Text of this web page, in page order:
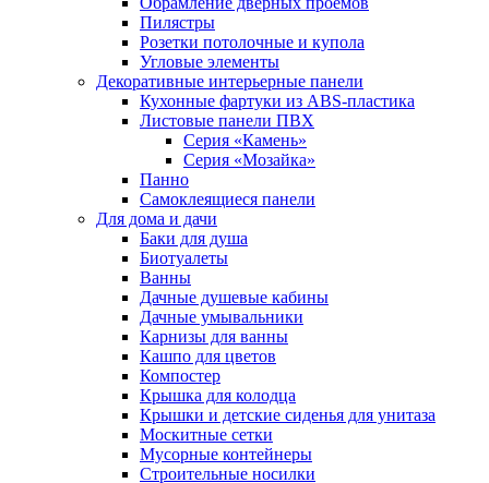
Пилястры
Розетки потолочные и купола
Угловые элементы
Декоративные интерьерные панели
Кухонные фартуки из ABS-пластика
Листовые панели ПВХ
Серия «Камень»
Серия «Мозайка»
Панно
Самоклеящиеся панели
Для дома и дачи
Баки для душа
Биотуалеты
Ванны
Дачные душевые кабины
Дачные умывальники
Карнизы для ванны
Кашпо для цветов
Компостер
Крышка для колодца
Крышки и детские сиденья для унитаза
Москитные сетки
Мусорные контейнеры
Строительные носилки